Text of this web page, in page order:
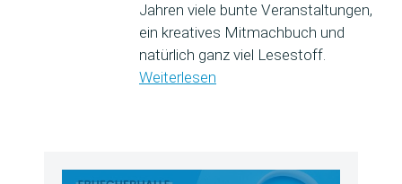
Jahren viele bunte Veranstaltungen,
ein kreatives Mitmachbuch und
natürlich ganz viel Lesestoff.
Weiterlesen